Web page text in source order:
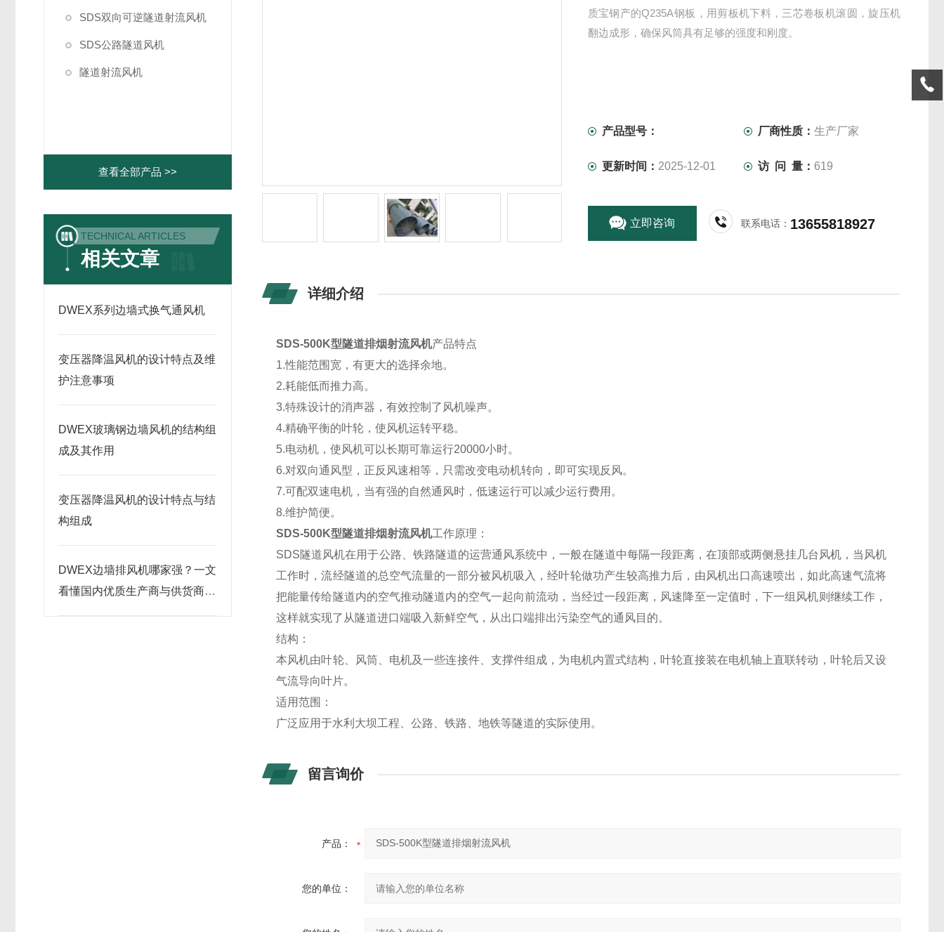
SDS双向可逆隧道射流风机
SDS公路隧道风机
隧道射流风机
查看全部产品 >>
TECHNICAL ARTICLES
相关文章
DWEX系列边墙式换气通风机
变压器降温风机的设计特点及维
护注意事项
DWEX玻璃钢边墙风机的结构组
成及其作用
变压器降温风机的设计特点与结
构组成
DWEX边墙排风机哪家强？一文
看懂国内优质生产商与供货商推
质宝钢产的Q235A钢板，用剪板机下料，三芯卷板机滚圆，旋压机
翻边成形，确保风筒具有足够的强度和刚度。
产品型号： 厂商性质：生产厂家
更新时间： 2025-12-01 访 问 量： 619
立即咨询 联系电话： 13655818927
详细介绍
SDS-500K型隧道排烟射流风机产品特点
1.性能范围宽，有更大的选择余地。
2.耗能低而推力高。
3.特殊设计的消声器，有效控制了风机噪声。
4.精确平衡的叶轮，使风机运转平稳。
5.电动机，使风机可以长期可靠运行20000小时。
6.对双向通风型，正反风速相等，只需改变电动机转向，即可实现反风。
7.可配双速电机，当有强的自然通风时，低速运行可以减少运行费用。
8.维护简便。
SDS-500K型隧道排烟射流风机工作原理：
SDS隧道风机在用于公路、铁路隧道的运营通风系统中，一般在隧道中每隔一段距离，在顶部或两侧悬挂几台风机，当风机
工作时，流经隧道的总空气流量的一部分被风机吸入，经叶轮做功产生较高推力后，由风机出口高速喷出，如此高速气流将
把能量传给隧道内的空气推动隧道内的空气一起向前流动，当经过一段距离，风速降至一定值时，下一组风机则继续工作，
这样就实现了从隧道进口端吸入新鲜空气，从出口端排出污染空气的通风目的。
结构：
本风机由叶轮、风筒、电机及一些连接件、支撑件组成，为电机内置式结构，叶轮直接装在电机轴上直联转动，叶轮后又设
气流导向叶片。
适用范围：
广泛应用于水利大坝工程、公路、铁路、地铁等隧道的实际使用。
留言询价
产品：
您的单位：